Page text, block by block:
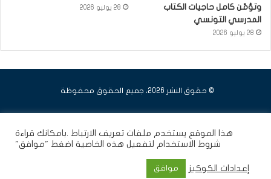
وتؤمّن كامل حاجيات الكتاب
المدرسي التونسي
28 يوليو 2026
28 يوليو 2026
© حقوق النشر 2026، جميع الحقوق محفوظة
هذا الموقع يستخدم ملفات تعريف الارتباط .بامكانك قراءة
شروط الاستخدام لتفعيل هذه الخاصية اضغط "موافق"
إعدادات الكوكيز موافق